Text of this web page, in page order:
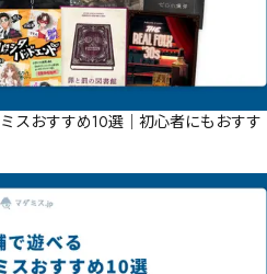
スおすすめ10選｜初心者にもおすす